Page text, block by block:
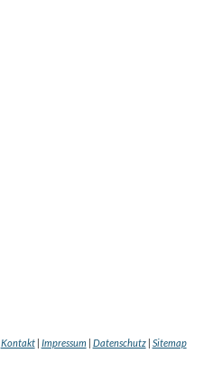
Kontakt| Impressum | Datenschutz| Sitemap